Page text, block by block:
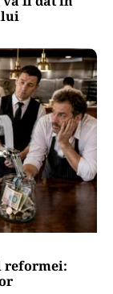
tronson al
fi dat în